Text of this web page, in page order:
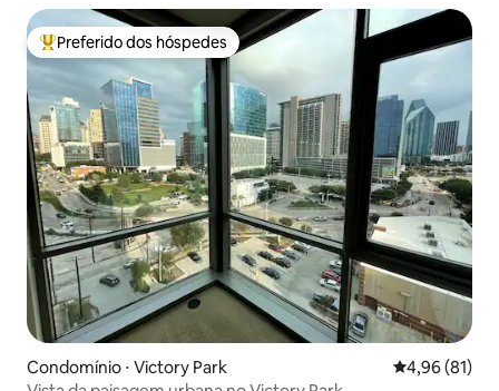
Entre os melhores preferidos dos hóspedes
Preferido dos hóspedes
Condomínio ⋅ Victory Park 4,96 de uma
4,96 (81)